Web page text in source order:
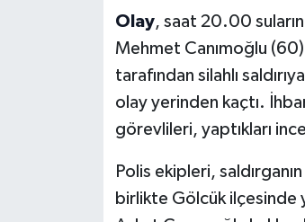
Olay, saat 20.00
Mehmet Canımoğlu
tarafından silahlı
olay yerinden kaçtı.
görevlileri, yaptıkları
Polis ekipleri,
birlikte Gölcük ilçesinde